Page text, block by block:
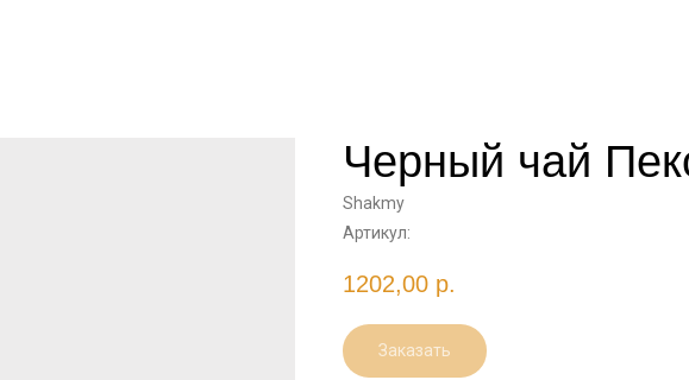
Черный чай
Shakmy
Артикул:
1202,00 р.
Заказать